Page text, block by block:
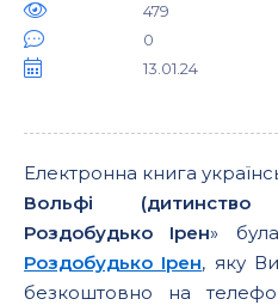
479
0
13.01.24
Електронна книга
Вольфі
Роздобудько Ірен»
Роздобудько Ірен, яку
безкоштовно на